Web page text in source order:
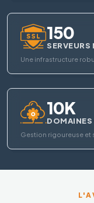
150
SERVEURS
Une infrastructure
10K
DOMAINES
Gestion rigoureuse et